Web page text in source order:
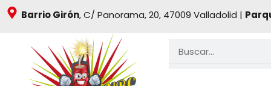
contenido
Barrio Girón, C/ Panorama, 20, 47009 Valladolid |